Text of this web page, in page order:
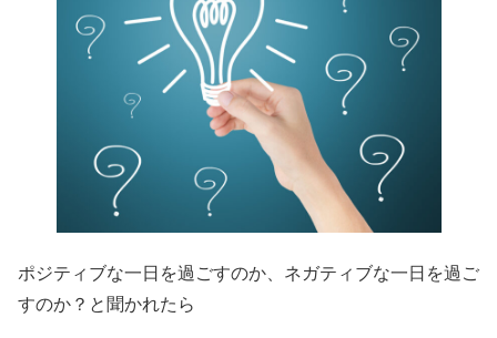
ポジティブな一日を過ごすのか、ネガティブな一日を過ご
すのか？と聞かれたら